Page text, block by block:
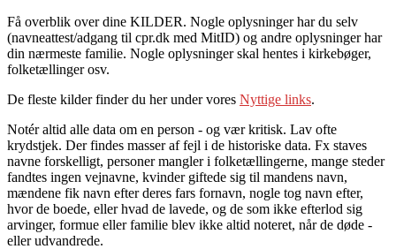
Få overblik over dine KILDER. Nogle oplysninger har du selv
(navneattest/adgang til cpr.dk med MitID) og andre oplysninger har
din nærmeste familie. Nogle oplysninger skal hentes i kirkebøger,
folketællinger osv.
De fleste kilder finder du her under vores Nyttige links.
Notér altid alle data om en person - og vær kritisk. Lav ofte
krydstjek. Der findes masser af fejl i de historiske data. Fx staves
navne forskelligt, personer mangler i folketællingerne, mange steder
fandtes ingen vejnavne, kvinder giftede sig til mandens navn,
mændene fik navn efter deres fars fornavn, nogle tog navn efter,
hvor de boede, eller hvad de lavede, og de som ikke efterlod sig
arvinger, formue eller familie blev ikke altid noteret, når de døde -
eller udvandrede.